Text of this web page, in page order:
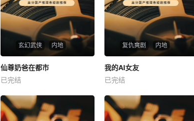
玄幻武侠 内地
仙尊奶爸在都市
未知
仙尊奶爸在都市
已完结
复仇爽剧 内地
我的AI女友
未知
我的AI女友
已完结